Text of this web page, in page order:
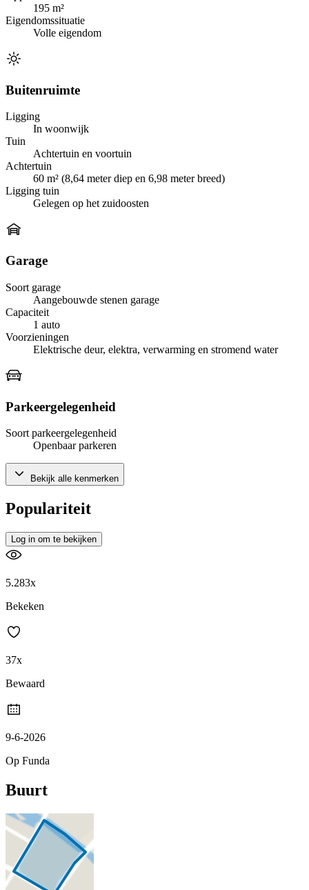
195 m²
Eigendomssituatie
Volle eigendom
Buitenruimte
Ligging
In woonwijk
Tuin
Achtertuin en voortuin
Achtertuin
60 m² (8,64 meter diep en 6,98 meter breed)
Ligging tuin
Gelegen op het zuidoosten
Garage
Soort garage
Aangebouwde stenen garage
Capaciteit
1 auto
Voorzieningen
Elektrische deur, elektra, verwarming en stromend water
Parkeergelegenheid
Soort parkeergelegenheid
Openbaar parkeren
Bekijk alle kenmerken
Populariteit
Log in om te bekijken
5.283x
Bekeken
37x
Bewaard
9-6-2026
Op Funda
Buurt